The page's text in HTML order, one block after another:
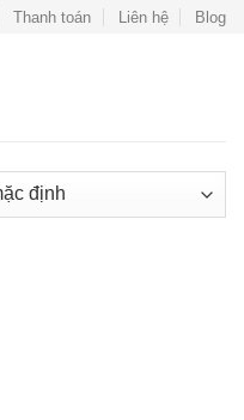
Thanh toán Liên hệ Blog